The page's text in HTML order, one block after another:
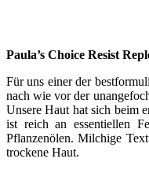
Paula’s Choice Resist
Für uns einer der
nach wie vor der
Unsere Haut hat sich beim
ist reich an essentiellen
Pflanzenölen. Milchige
trockene Haut.